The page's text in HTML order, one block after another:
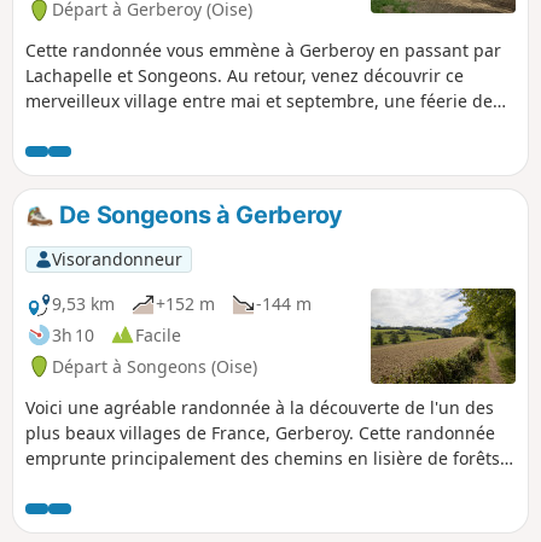
Départ à Gerberoy (Oise)
Cette randonnée vous emmène à Gerberoy en passant par
Lachapelle et Songeons. Au retour, venez découvrir ce
merveilleux village entre mai et septembre, une féerie de
découvertes.
De Songeons à Gerberoy
Visorandonneur
9,53 km
+152 m
-144 m
3h 10
Facile
Départ à Songeons (Oise)
Voici une agréable randonnée à la découverte de l'un des
plus beaux villages de France, Gerberoy. Cette randonnée
emprunte principalement des chemins en lisière de forêts